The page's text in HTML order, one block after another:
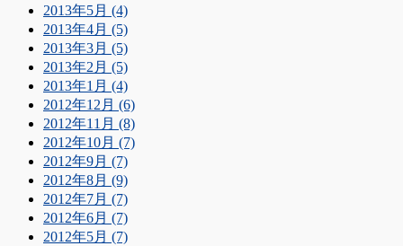
2013年5月 (4)
2013年4月 (5)
2013年3月 (5)
2013年2月 (5)
2013年1月 (4)
2012年12月 (6)
2012年11月 (8)
2012年10月 (7)
2012年9月 (7)
2012年8月 (9)
2012年7月 (7)
2012年6月 (7)
2012年5月 (7)